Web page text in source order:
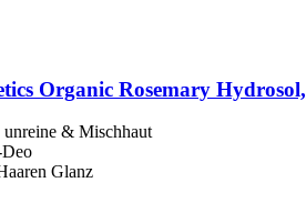
Organic Rosemary
unreine & Mischhaut
Glanz